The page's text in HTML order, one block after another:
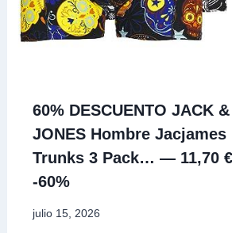
60% DESCUENTO JACK &
JONES Hombre Jacjames
Trunks 3 Pack… — 11,70 €
-60%
julio 15, 2026